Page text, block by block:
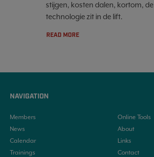
stijgen, kosten dalen, kortom, de
technologie zit in de lift.
READ MORE
NAVIGATION
Members
News
Calendar
Trainings
Online Tools
About
Links
Contact